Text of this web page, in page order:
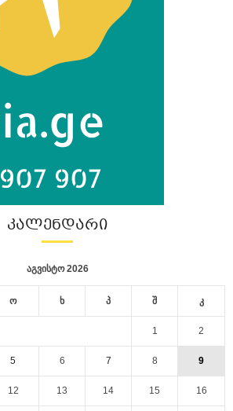
ᲙᲐᲚᲔᲜᲓᲐᲠᲘ
აგვისტო 2026
ო ხ პ შ კ
1 2
5 6 7 8 9
12 13 14 15 16